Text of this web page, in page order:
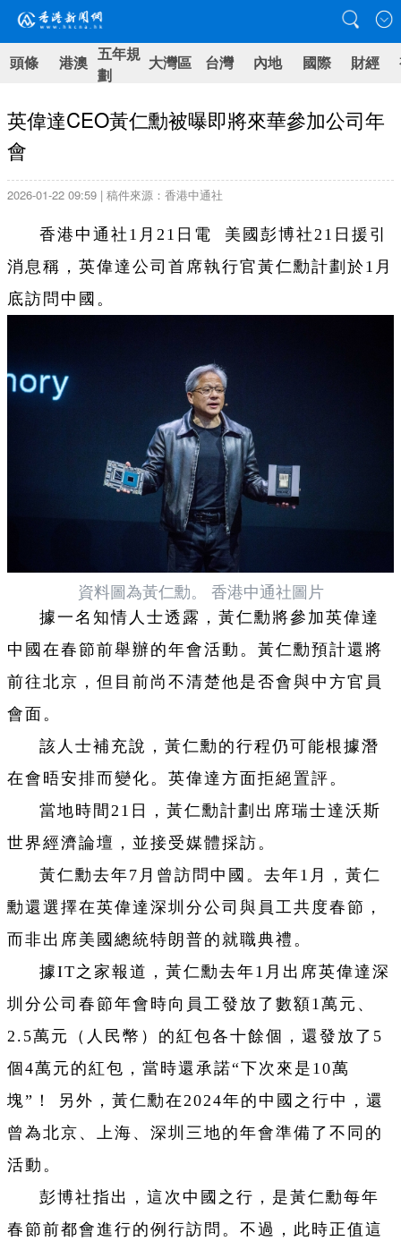
頭條 港澳 五年規
劃
大灣區 台灣 內地 國際 財經
英偉達CEO黃仁勳被曝即將來華參加公司年
會
2026-01-22 09:59 | 稿件來源：香港中通社
香港中通社1月21日電 美國彭博社21日援引
消息稱，英偉達公司首席執行官黃仁勳計劃於1月
底訪問中國。
資料圖為黃仁勳。 香港中通社圖片
據一名知情人士透露，黃仁勳將參加英偉達
中國在春節前舉辦的年會活動。黃仁勳預計還將
前往北京，但目前尚不清楚他是否會與中方官員
會面。
該人士補充說，黃仁勳的行程仍可能根據潛
在會晤安排而變化。英偉達方面拒絕置評。
當地時間21日，黃仁勳計劃出席瑞士達沃斯
世界經濟論壇，並接受媒體採訪。
黃仁勳去年7月曾訪問中國。去年1月，黃仁
勳還選擇在英偉達深圳分公司與員工共度春節，
而非出席美國總統特朗普的就職典禮。
據IT之家報道，黃仁勳去年1月出席英偉達深
圳分公司春節年會時向員工發放了數額1萬元、
2.5萬元（人民幣）的紅包各十餘個，還發放了5
個4萬元的紅包，當時還承諾“下次來是10萬
塊”！ 另外，黃仁勳在2024年的中國之行中，還
曾為北京、上海、深圳三地的年會準備了不同的
活動。
彭博社指出，這次中國之行，是黃仁勳每年
春節前都會進行的例行訪問。不過，此時正值這